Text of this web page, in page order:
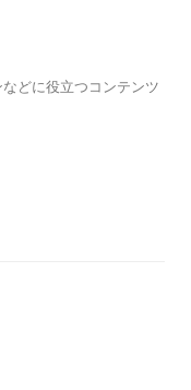
どに役立つコンテンツ